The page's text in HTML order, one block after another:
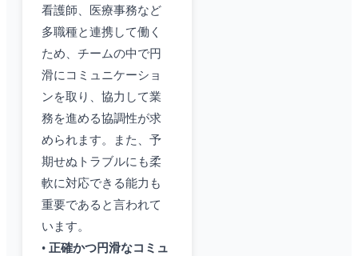
看護師、医療事務など
多職種と連携して働く
ため、チームの中で円
滑にコミュニケーショ
ンを取り、協力して業
務を進める協調性が求
められます。また、予
期せぬトラブルにも柔
軟に対応できる能力も
重要であると言われて
います。
• 正確かつ円滑なコミュ